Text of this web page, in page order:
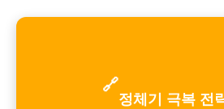
🔗
정체기 극복 전